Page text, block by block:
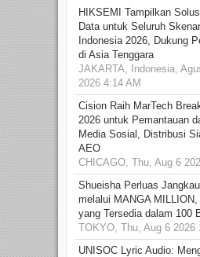
HIKSEMI Tampilkan
Data untuk Seluruh
Indonesia 2026, Dukung
di Asia Tenggara
JAKARTA, Indonesia,
2026 4:14 AM
Cision Raih MarTech
2026 untuk Pemantauan
Media Sosial, Distribusi
AEO
CHICAGO, Thu, Aug 6
Shueisha Perluas
melalui MANGA
yang Tersedia dalam 100
TOKYO, Thu, Aug 6 2026
UNISOC Lyric Audio: